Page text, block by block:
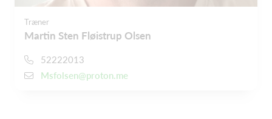
Træner
Martin Sten Fløistrup Olsen
52222013
Msfolsen@proton.me